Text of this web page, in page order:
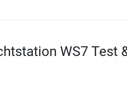
WS7 Test